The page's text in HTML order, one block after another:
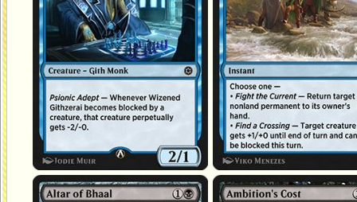
Autel de Bhaal Le prix de l'ambition